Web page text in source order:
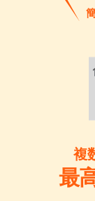
複
最